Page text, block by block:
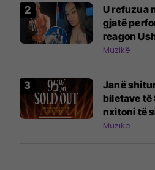
U refuzua
gjatë
reagon
skenë
Muzikë
Janë
biletave të
nxitoni të
fundit
Muzikë